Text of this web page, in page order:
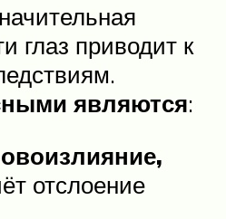
глаз приводит к
являются:
отслоение